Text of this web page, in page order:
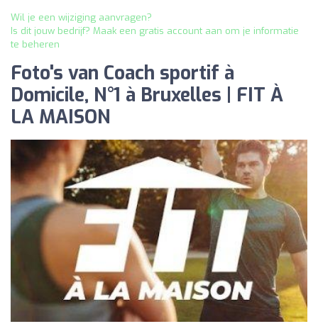
Wil je een wijziging aanvragen?
Is dit jouw bedrijf? Maak een gratis account aan om je informatie
te beheren
Foto's van Coach sportif à
Domicile, N°1 à Bruxelles | FIT À
LA MAISON